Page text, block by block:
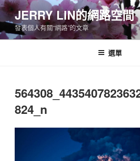
跳
至
主
要
JERRY LIN的網路空間
發表個人有關“網路”的文章
選單
824_n